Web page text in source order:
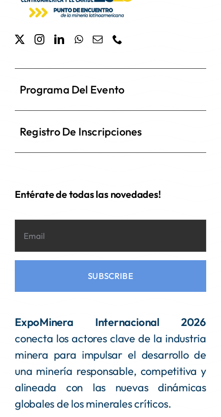
Programa Del Evento
Registro De Inscripciones
Entérate de todas las novedades!
SUBSCRIBE
ExpoMinera Internacional 2026
conecta los actores clave de la industria
minera para impulsar el desarrollo de
una minería responsable, competitiva y
alineada con las nuevas dinámicas
globales de los minerales críticos.